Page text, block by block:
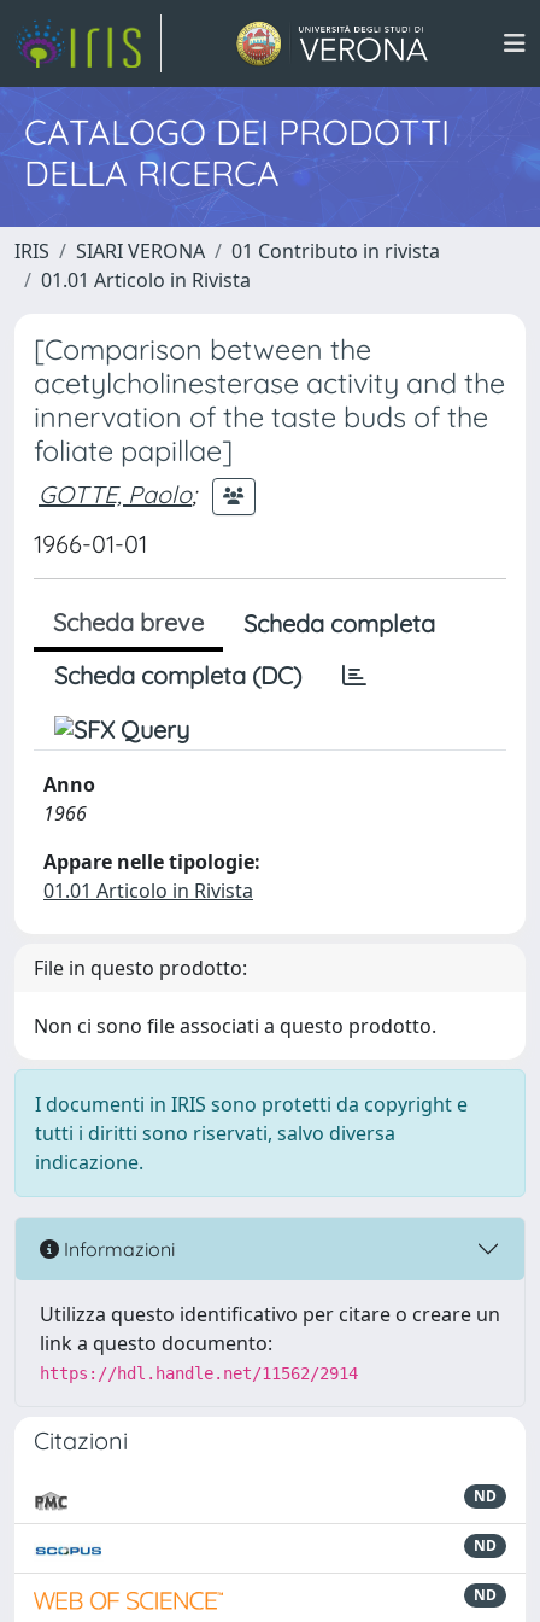
CATALOGO DEI PRODOTTI
DELLA RICERCA
IRIS SIARI VERONA
01 Contributo in rivista
01.01 Articolo in Rivista
[Comparison between the
acetylcholinesterase activity and the
innervation of the taste buds of the
foliate papillae]
GOTTE, Paolo;
1966-01-01
Scheda breve
Scheda completa
Scheda completa (DC)
Anno
1966
Appare nelle tipologie:
01.01 Articolo in Rivista
File in questo prodotto:
Non ci sono file associati a questo prodotto.
I documenti in IRIS sono protetti da copyright e
tutti i diritti sono riservati, salvo diversa
indicazione.
Informazioni
Utilizza questo identificativo per citare o creare un
link a questo documento:
https://hdl.handle.net/11562/2914
Citazioni
ND
ND
ND